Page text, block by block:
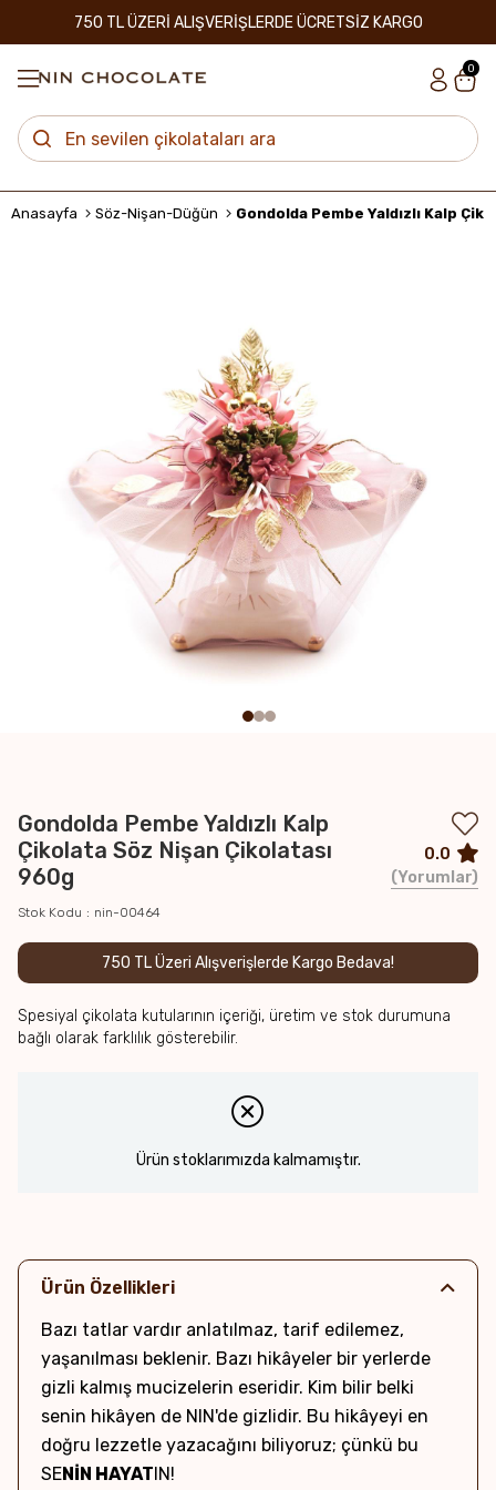
750 TL ÜZERİ ALIŞVERİŞLERDE ÜCRETSİZ KARGO
0
Anasayfa Söz-Nişan-Düğün
Gondolda Pembe Yaldızlı Kalp
Çikolata Söz Nişan Çikolatası
960g
Stok Kodu nin-00464
750 TL Üzeri Alışverişlerde Kargo Bedava!
Spesiyal çikolata kutularının içeriği, üretim ve stok durumuna
bağlı olarak farklılık gösterebilir.
0.0
Yorumlar
Ürün stoklarımızda kalmamıştır.
Ürün Özellikleri
Bazı tatlar vardır anlatılmaz, tarif edilemez,
yaşanılması beklenir. Bazı hikâyeler bir yerlerde
gizli kalmış mucizelerin eseridir. Kim bilir belki
senin hikâyen de NIN'de gizlidir. Bu hikâyeyi en
doğru lezzetle yazacağını biliyoruz; çünkü bu
SENİN HAYATIN!